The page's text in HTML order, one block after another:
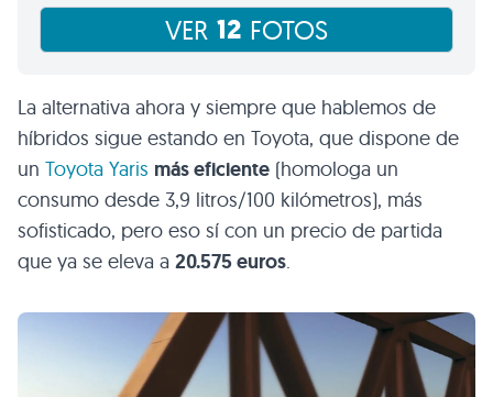
VER 12 FOTOS
La alternativa ahora y siempre que hablemos de
híbridos sigue estando en Toyota, que dispone de
un Toyota Yaris más eficiente (homologa un
consumo desde 3,9 litros/100 kilómetros), más
sofisticado, pero eso sí con un precio de partida
que ya se eleva a 20.575 euros.